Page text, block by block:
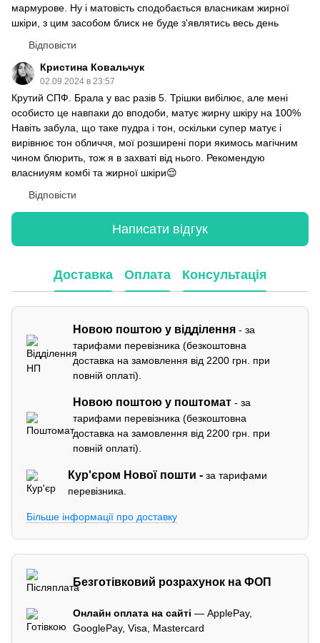
мармурове. Ну і матовість сподобається власникам жирної
шкіри, з цим засобом блиск не буде з'являтись весь день
Відповісти
Кристина Ковальчук
02.09.2024 в 23:57
Крутий СПФ. Брала у вас разів 5. Трішки вибілює, але мені
особисто це навпаки до вподоби, матує жирну шкіру на 100%
Навіть забула, що таке пудра і тон, оскільки супер матує і
вирівнює тон обличчя, мої розширені пори якимось магічним
чином блюрить, тож я в захваті від нього. Рекомендую
власниуям комбі та жирної шкіри😌
Відповісти
Написати відгук
Доставка Оплата Консультація
Новою поштою у відділення - за
тарифами перевізника (безкоштовна
доставка на замовлення від 2200 грн. при
повній оплаті).
Новою поштою у поштомат - за
тарифами перевізника (безкоштовна
доставка на замовлення від 2200 грн. при
повній оплаті).
Кур'єром Нової пошти -за тарифами
перевізника.
Більше інформації про доставку
Безготівковий розрахунок на ФОП
Онлайн оплата на сайті — ApplePay,
GooglePay, Visa, Mastercard